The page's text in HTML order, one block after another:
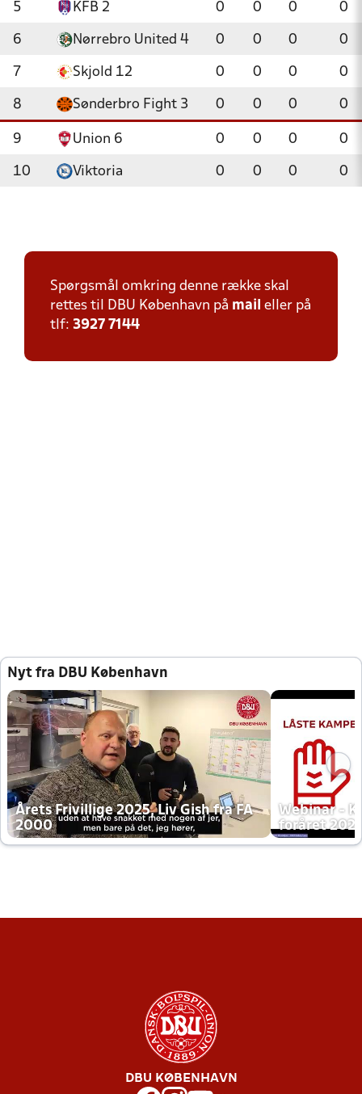
5 KFB 2 0 0 0 0
6 Nørrebro United 4 0 0 0 0
7 Skjold 12 0 0 0 0
8 Sønderbro Fight 3 0 0 0 0
9 Union 6 0 0 0 0
10 Viktoria 0 0 0 0
Spørgsmål omkring denne række skal
rettes til DBU København på mail eller på
tlf: 3927 7144
Nyt fra DBU København
Årets Frivillige 2025, Liv Gish fra FA
2000
Webinar -
foråret
DBU KØBENHAVN